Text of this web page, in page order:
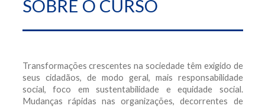
SOBRE O CURSO
Transformações crescentes na sociedade têm exigido de
seus cidadãos, de modo geral, mais responsabilidade
social, foco em sustentabilidade e equidade social.
Mudanças rápidas nas organizações, decorrentes de